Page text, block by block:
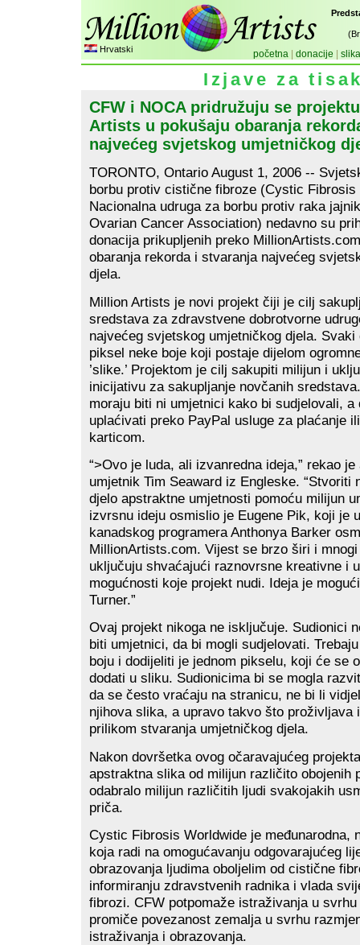
Hrvatski početna| donacije slika
Izjave za
CFW i NOCA pridružuju se
Artists u pokušaju obaranja
najvećeg svjetskog umjetničkog
TORONTO, Ontario August 1, 2006 --
borbu protiv cistične fibroze (Cystic Fibrosis
Nacionalna udruga za borbu protiv raka
Ovarian Cancer Association) nedavno su
donacija prikupljenih preko
obaranja rekorda i stvaranja najvećeg
djela.
Million Artists je novi projekt čiji je cilj
sredstava za zdravstvene dobrotvorne
najvećeg svjetskog umjetničkog djela. Svaki
piksel neke boje koji postaje dijelom
’slike.’ Projektom je cilj sakupiti milijun i
inicijativu za sakupljanje novčanih
moraju biti ni umjetnici kako bi sudjelovali, a
uplaćivati preko PayPal usluge za plaćanje
karticom.
“>Ovo je luda, ali izvanredna ideja,” rekao
umjetnik Tim Seaward iz Engleske. “Stvoriti
djelo apstraktne umjetnosti pomoću milijun
izvrsnu ideju osmislio je Eugene Pik, koji je
kanadskog programera Anthonya Barker
MillionArtists.com. Vijest se brzo širi i
uključuju shvaćajući raznovrsne kreativne i
mogućnosti koje projekt nudi. Ideja je
Turner.”
Ovaj projekt nikoga ne isključuje. Sudionici
biti umjetnici, da bi mogli sudjelovati.
boju i dodijeliti je jednom pikselu, koji će se
dodati u sliku. Sudionicima bi se mogla
da se često vraćaju na stranicu, ne bi li
njihova slika, a upravo takvo što proživljava
prilikom stvaranja umjetničkog djela.
Nakon dovršetka ovog očaravajućeg
apstraktna slika od milijun različito obojenih
odabralo milijun različitih ljudi svakojakih
priča.
Cystic Fibrosis Worldwide je međunarodna,
koja radi na omogućavanju odgovarajućeg
obrazovanja ljudima oboljelim od cistične
informiranju zdravstvenih radnika i vlada
fibrozi. CFW potpomaže istraživanja u
promiče povezanost zemalja u svrhu
istraživanja i obrazovanja.